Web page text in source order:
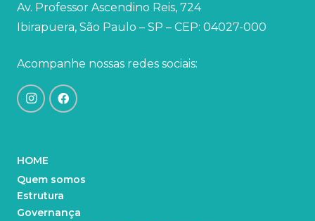
Av. Professor Ascendino Reis, 724
Ibirapuera, São Paulo – SP – CEP: 04027-000
Acompanhe nossas redes sociais:
HOME
Quem somos
Estrutura
Governança